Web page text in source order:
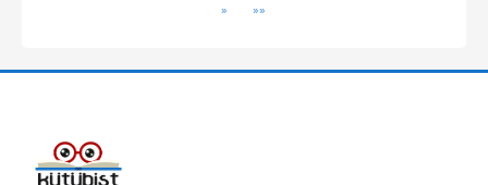
» »»